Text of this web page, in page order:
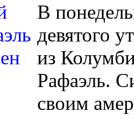
В
девятого
из
Рафаэль.
своим